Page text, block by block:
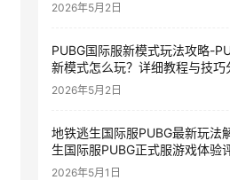
2026年5月2日
PUBG国际服新模式玩法攻略-
新模式怎么玩？详细教程与技巧
2026年5月2日
地铁逃生国际服PUBG最新玩法
生国际服PUBG正式服游戏体验
2026年5月1日